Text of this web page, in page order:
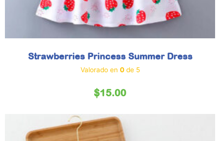
Strawberries Princess Summer Dress
Valorado en 0de 5
$15.00